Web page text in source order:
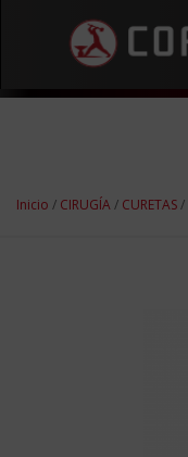
Inicio / CIRUGÍA/ CURETAS/